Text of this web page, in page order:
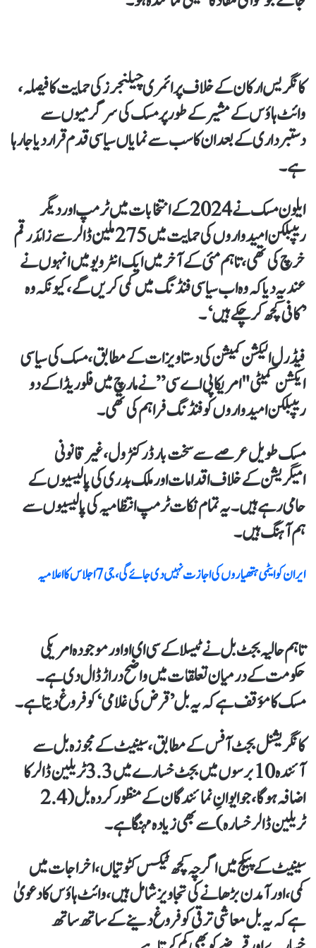
کانگریس ارکان کے خلاف پرائمری چیلنجرز کی حمایت کا فیصلہ،
وائٹ ہاؤس کے مشیر کے طور پر مسک کی سرگرمیوں سے
دستبرداری کے بعد ان کا سب سے نمایاں سیاسی قدم قرار دیا جا رہا
ہے۔
ایلون مسک نے 2024 کے انتخابات میں ٹرمپ اور دیگر
ریپبلکن امیدواروں کی حمایت میں 275 ملین ڈالر سے زائد رقم
خرچ کی تھی، تاہم مئی کے آخر میں ایک انٹرویو میں انہوں نے
عندیہ دیا کہ وہ اب سیاسی فنڈنگ میں کمی کریں گے، کیونکہ وہ
’کافی کچھ کر چکے ہیں‘۔
فیڈرل الیکشن کمیشن کی دستاویزات کے مطابق، مسک کی سیاسی
ایکشن کمیٹی "امریکا پی اے سی” نے مارچ میں فلوریڈا کے دو
ریپبلکن امیدواروں کو فنڈنگ فراہم کی تھی۔
مسک طویل عرصے سے سخت بارڈر کنٹرول، غیر قانونی
امیگریشن کے خلاف اقدامات اور ملک بدری کی پالیسیوں کے
حامی رہے ہیں ۔ یہ تمام نکات ٹرمپ انتظامیہ کی پالیسیوں سے
ہم آہنگ ہیں۔
ایران کو ایٹمی ہتھیاروں کی اجازت نہیں دی جائے گی، جی 7 اجلاس کا اعلامیہ
تاہم حالیہ بجٹ بل نے ٹیسلا کے سی ای او اور موجودہ امریکی
حکومت کے درمیان تعلقات میں واضح دراڑ ڈال دی ہے۔
مسک کا مؤقف ہے کہ یہ بل ’قرض کی غلامی‘ کو فروغ دیتا ہے۔
کانگریشنل بجٹ آفس کے مطابق، سینیٹ کے مجوزہ بل سے
آئندہ 10 برسوں میں بجٹ خسارے میں 3.3 ٹریلین ڈالر کا
اضافہ ہو گا، جو ایوانِ نمائندگان کے منظور کردہ بل (2.4
ٹریلین ڈالر خسارہ) سے بھی زیادہ مہنگا ہے۔
سینیٹ کے پیکج میں اگرچہ کچھ ٹیکس کٹوتیاں، اخراجات میں
کمی، اور آمدن بڑھانے کی تجاویز شامل ہیں، وائٹ ہاؤس کا دعویٰ
ہے کہ یہ بل معاشی ترقی کو فروغ دینے کے ساتھ ساتھ